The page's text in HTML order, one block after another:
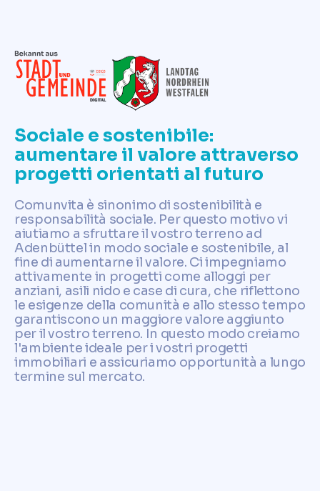
Sociale e sostenibile:
aumentare il valore attraverso
progetti orientati al futuro
Comunvita è sinonimo di sostenibilità e
responsabilità sociale. Per questo motivo vi
aiutiamo a sfruttare il vostro terreno ad
Adenbüttel in modo sociale e sostenibile, al
fine di aumentarne il valore. Ci impegniamo
attivamente in progetti come alloggi per
anziani, asili nido e case di cura, che riflettono
le esigenze della comunità e allo stesso tempo
garantiscono un maggiore valore aggiunto
per il vostro terreno. In questo modo creiamo
l'ambiente ideale per i vostri progetti
immobiliari e assicuriamo opportunità a lungo
termine sul mercato.